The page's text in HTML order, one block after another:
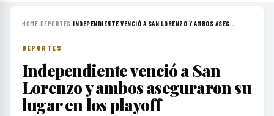
HOME›DEPORTES ›INDEPENDIENTE VENCIÓ A SAN LORENZO Y AMBOS ASEG...
DEPORTES
Independiente venció a San
Lorenzo y ambos aseguraron su
lugar en los playoff